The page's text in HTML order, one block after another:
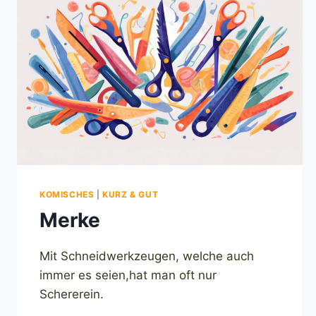
KOMISCHES |KURZ & GUT
Merke
Mit Schneidwerkzeugen, welche auch
immer es seien,hat man oft nur
Schererein.